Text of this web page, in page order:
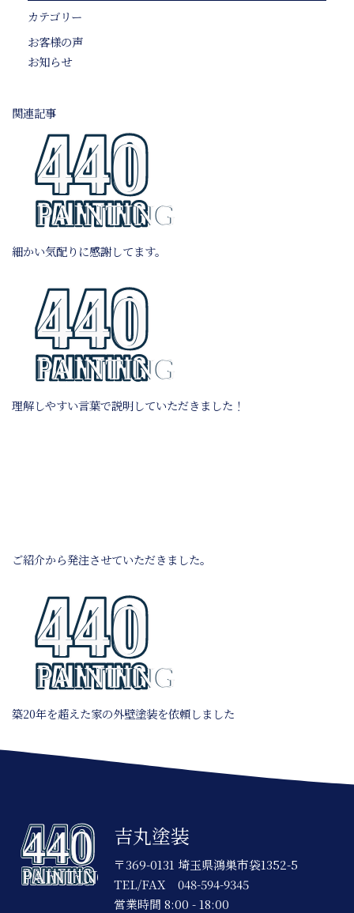
カテゴリー
お客様の声
お知らせ
関連記事
細かい気配りに感謝してます。
理解しやすい言葉で説明していただきました！
ご紹介から発注させていただきました。
築20年を超えた家の外壁塗装を依頼しました
吉丸塗装
〒369-0131 埼玉県鴻巣市袋1352-5
TEL/FAX 048-594-9345
営業時間 8:00 - 18:00